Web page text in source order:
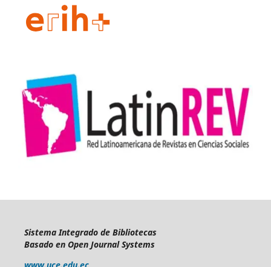
Sistema Integrado de Bibliotecas
Basado en Open Journal Systems